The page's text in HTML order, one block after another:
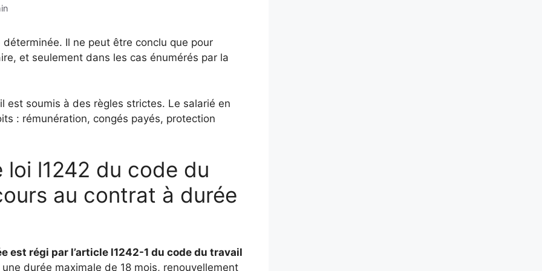
Il ne peut être conclu que pour
et seulement dans les cas énumérés par la
est soumis à des règles strictes. Le salarié en
: rémunération, congés payés, protection
loi l1242 du code du
au contrat à durée
est régi par l’article l1242-1 du code du travail
durée maximale de 18 mois, renouvellement